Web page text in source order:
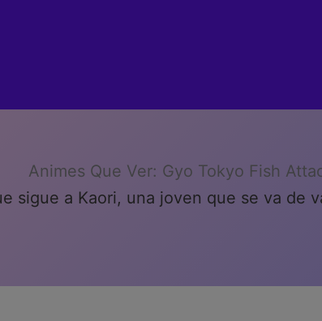
Animes Que Ver: Gyo Tokyo Fish
sigue a Kaori, una joven que se va de